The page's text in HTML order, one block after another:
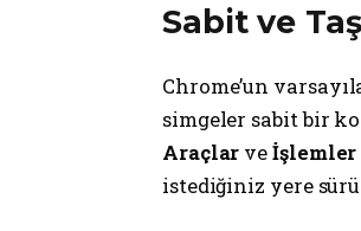
Sabit ve
Chrome’un
simgeler sabit bir
Araçlar veİşlemler
istediğiniz yere